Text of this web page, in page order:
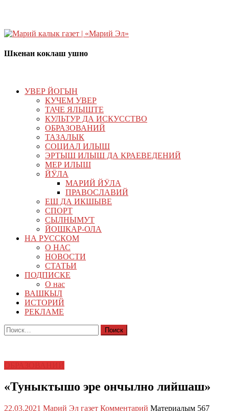
Шкенан коклаш ушно
УВЕР ЙОГЫН
КУЧЕМ УВЕР
ТАЧЕ ЯЛЫШТЕ
КУЛЬТУР ДА ИСКУССТВО
ОБРАЗОВАНИЙ
ТАЗАЛЫК
СОЦИАЛ ИЛЫШ
ЭРТЫШ ИЛЫШ ДА КРАЕВЕДЕНИЙ
МЕР ИЛЫШ
ЙӰЛА
МАРИЙ ЙӰЛА
ПРАВОСЛАВИЙ
ЕШ ДА ИКШЫВЕ
СПОРТ
СЫЛНЫМУТ
ЙОШКАР-ОЛА
НА РУССКОМ
О НАС
НОВОСТИ
СТАТЬИ
ПОДПИСКЕ
О нас
ВАШКЫЛ
ИСТОРИЙ
РЕКЛАМЕ
Найти:
«Туныктышо эре ончылно лийшаш»
22.03.2021 Марий Эл газет Комментарий Материалым 567